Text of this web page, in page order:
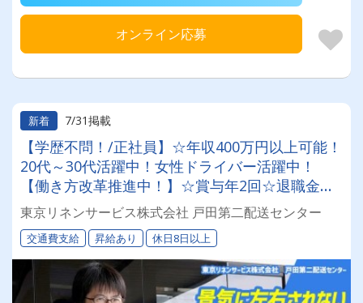
オンライン応募
新着 7/31掲載
【学歴不問！/正社員】☆年収400万円以上可能！
20代～30代活躍中！女性ドライバー活躍中！
【働き方改革推進中！】☆賞与年2回☆退職金ア
リ(条件あり)☆昇給あり☆景気に左右されない安
定事業で、社会貢献度の高い仕事を始めよう♪
東京リネンサービス株式会社 戸田第二配送センター
交通費支給 昇給あり 休日8日以上